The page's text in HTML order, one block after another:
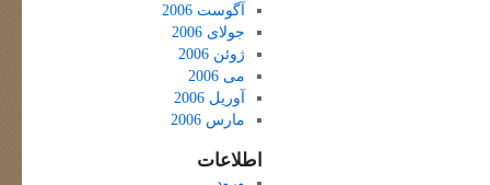
آگوست 2006
جولای 2006
ژوئن 2006
می 2006
آوریل 2006
مارس 2006
اطلاعات